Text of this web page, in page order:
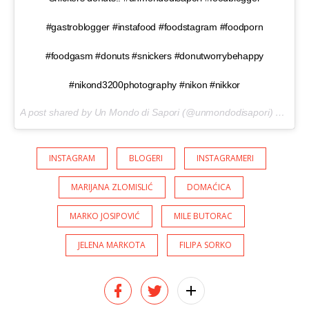
#gastroblogger #instafood #foodstagram #foodporn
#foodgasm #donuts #snickers #donutworrybehappy
#nikond3200photography #nikon #nikkor
A post shared by Un Mondo di Sapori (@unmondodisapori) on
INSTAGRAM BLOGERI INSTAGRAMERI
MARIJANA ZLOMISLIĆ DOMAĆICA
MARKO JOSIPOVIĆ MILE BUTORAC
JELENA MARKOTA FILIPA SORKO